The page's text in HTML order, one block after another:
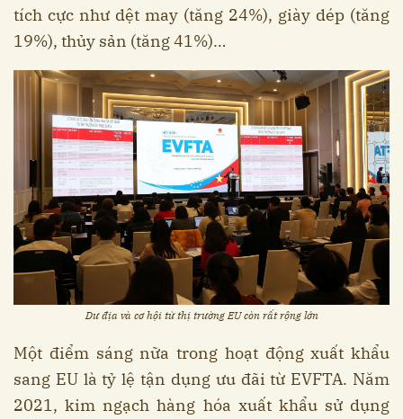
tích cực như dệt may (tăng 24%), giày dép (tăng
19%), thủy sản (tăng 41%)…
Dư địa và cơ hội từ thị trường EU còn rất rộng lớn
Một điểm sáng nữa trong hoạt động xuất khẩu
sang EU là tỷ lệ tận dụng ưu đãi từ EVFTA. Năm
2021, kim ngạch hàng hóa xuất khẩu sử dụng